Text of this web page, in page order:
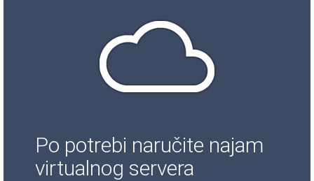
Po potrebi naručite najam
virtualnog servera